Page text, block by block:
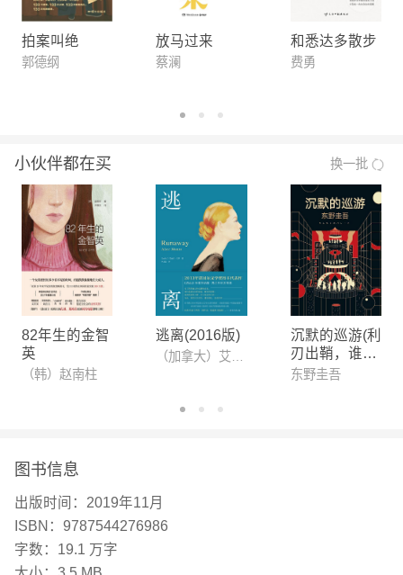
过米歇尔《成为》，获年度图书 ★《纽约时报》
《华尔街日报》《波士顿环球报》图书排行 No.1 ★
《纽约时报》《卫报》《华盛顿邮报》《泰晤士报》
家公共广播电台等数十家媒体 年度图书！ 一个惊人
事时，也始反思起自己的生活。《你当像鸟飞往你的
山》每个人都会喜欢。它甚zhi比你听说的还要好。
——比尔·盖茨 你可以用很多说法来称呼这个崭新的
自我：转型，蜕变，虚伪，背叛。而我称之为：教
育。——塔拉·韦斯特弗 教育意味着获得不同的视
角，理解不同的人、经历和历史。如果人们受过教
育，他们应该多听，少说，对差异满怀激情，热爱那
些不同于他们的想法。——塔拉·韦斯特弗，《福布
斯杂志》访谈 ※英文原版中用特殊字体（斜体）表
塔拉·韦斯特弗TaraWestover 美国作家、历史学家。
1986年生于爱达荷州的山区。十七岁前从未上过
学，通过自学考取杨百翰大学，2008年获学士学
位。随后获得盖茨剑桥奖学金，2009年获剑桥大学
拍案叫绝
郭德纲
放马过来
蔡澜
和悉达多散步
费勇
小伙伴都在买 换一批
82年生的金智
英
（韩）赵南柱
逃离(2016版)
沉默的巡游(利
刃出鞘，谁主
生死？一场“无
东野圭吾
图书信息
出版时间： 2019年11月
ISBN： 9787544276986
字数： 19.1 万字